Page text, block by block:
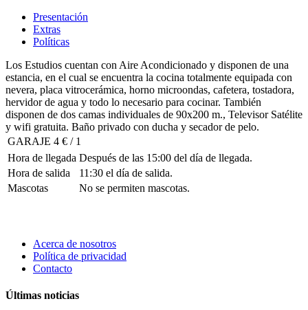
Presentación
Extras
Políticas
Los Estudios cuentan con Aire Acondicionado y disponen de una
estancia, en el cual se encuentra la cocina totalmente equipada con
nevera, placa vitrocerámica, horno microondas, cafetera, tostadora,
hervidor de agua y todo lo necesario para cocinar. También
disponen de dos camas individuales de 90x200 m., Televisor Satélite
y wifi gratuita. Baño privado con ducha y secador de pelo.
GARAJE 4 € / 1
Hora de llegada Después de las 15:00 del día de llegada.
Hora de salida
11:30 el día de salida.
Mascotas
No se permiten mascotas.
Acerca de nosotros
Política de privacidad
Contacto
Últimas noticias